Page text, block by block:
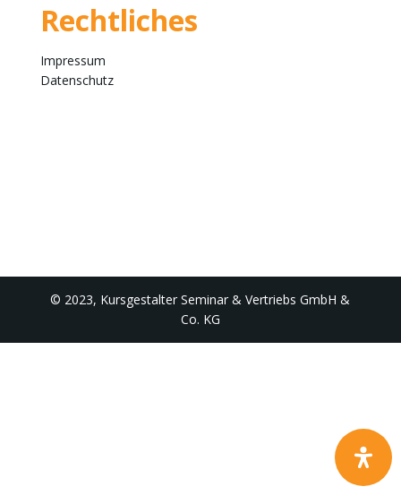
Rechtliches
Impressum
Datenschutz
© 2023, Kursgestalter Seminar & Vertriebs GmbH &
Co. KG